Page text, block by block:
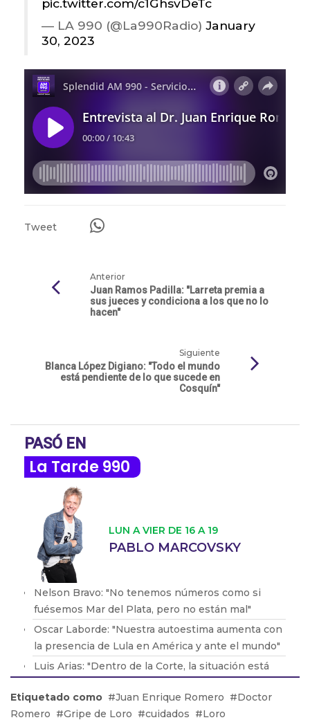
pic.twitter.com/c1GhsvDeTc
— LA 990 (@La990Radio) January
30, 2023
Tweet
Anterior
Juan Ramos Padilla: "Larreta premia a
sus jueces y condiciona a los que no lo
hacen"
Siguiente
Blanca López Digiano: "Todo el mundo
está pendiente de lo que sucede en
Cosquín"
PASÓ EN
La Tarde 990
LUN A VIER DE 16 A 19
PABLO MARCOVSKY
Nelson Bravo: "No tenemos números como si
fuésemos Mar del Plata, pero no están mal"
Oscar Laborde: "Nuestra autoestima aumenta con
la presencia de Lula en América y ante el mundo"
Luis Arias: "Dentro de la Corte, la situación está
Pablo Cejas: "Entre Rios tiene mucha propuesta
Etiquetado como Juan Enrique Romero
Doctor
Romero
Gripe de Loro cuidados Loro